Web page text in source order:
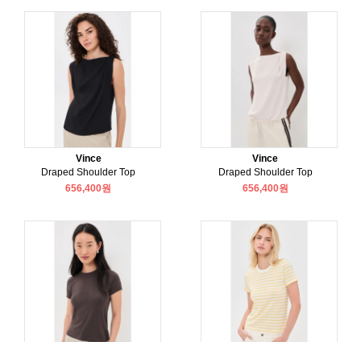
Vince
Draped Shoulder Top
656,400원
Vince
Draped Shoulder Top
656,400원